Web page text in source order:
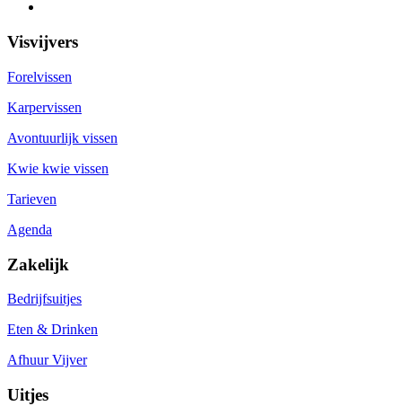
Visvijvers
Forelvissen
Karpervissen
Avontuurlijk vissen
Kwie kwie vissen
Tarieven
Agenda
Zakelijk
Bedrijfsuitjes
Eten & Drinken
Afhuur Vijver
Uitjes